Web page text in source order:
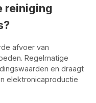
reiniging
afvoer van
Regelmatige
en draagt
elektronicaproductie